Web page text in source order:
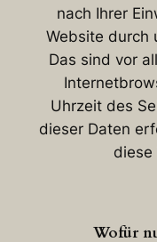
nach Ihrer
Website durch
Das sind vor
Uhrzeit des
dieser Daten
diese
Wofür